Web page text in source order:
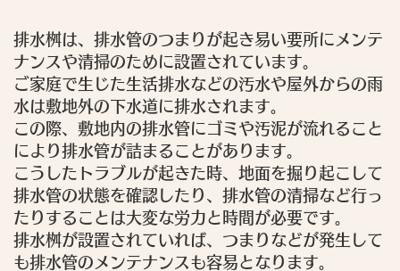
排水桝は、排水管のつまりが起き易い要所にメンテ
ナンスや清掃のために設置されています。
ご家庭で生じた生活排水などの汚水や屋外からの雨
水は敷地外の下水道に排水されます。
この際、敷地内の排水管にゴミや汚泥が流れること
により排水管が詰まることがあります。
こうしたトラブルが起きた時、地面を掘り起こして
排水管の状態を確認したり、排水管の清掃など行っ
たりすることは大変な労力と時間が必要です。
排水桝が設置されていれば、つまりなどが発生して
も排水管のメンテナンスも容易となります。